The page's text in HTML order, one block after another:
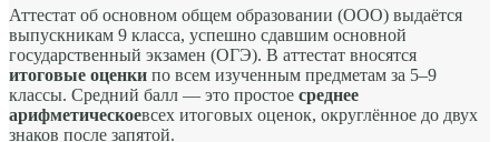
Аттестат об основном общем образовании (ООО) выдаётся
выпускникам 9 класса, успешно сдавшим основной
государственный экзамен (ОГЭ). В аттестат вносятся
итоговые оценки по всем изученным предметам за 5–9
классы. Средний балл — это простое среднее
арифметическоевсех итоговых оценок, округлённое до двух
знаков после запятой.